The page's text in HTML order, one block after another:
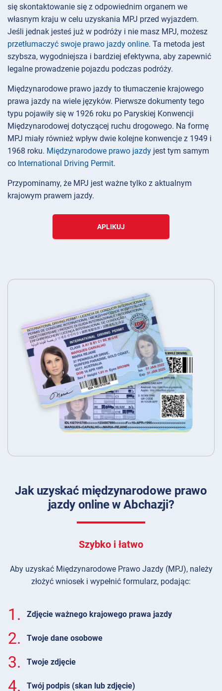
się skontaktowanie się z odpowiednim organem we
własnym kraju w celu uzyskania MPJ przed wyjazdem.
Jeśli jednak jesteś już w podróży i nie masz MPJ, możesz
przetłumaczyć swoje prawo jazdy online. Ta metoda jest
szybsza, wygodniejsza i bardziej efektywna, aby zapewnić
legalne prowadzenie pojazdu podczas podróży.
Międzynarodowe prawo jazdy to tłumaczenie krajowego
prawa jazdy na wiele języków. Pierwsze dokumenty tego
typu pojawiły się w 1926 roku po Paryskiej Konwencji
Międzynarodowej dotyczącej ruchu drogowego. Na formę
MPJ miały również wpływ dwie kolejne konwencje z 1949 i
1968 roku. Międzynarodowe prawo jazdy jest tym samym
co International Driving Permit.
Przypominamy, że MPJ jest ważne tylko z aktualnym
krajowym prawem jazdy.
APLIKUJ
Jak uzyskać międzynarodowe prawo
jazdy online w Abchazji?
Szybko i łatwo
Aby uzyskać Międzynarodowe Prawo Jazdy (MPJ), należy
złożyć wniosek i wypełnić formularz, podając:
1. Zdjęcie ważnego krajowego prawa jazdy
2. Twoje dane osobowe
3. Twoje zdjęcie
4. Twój podpis (skan lub zdjęcie)